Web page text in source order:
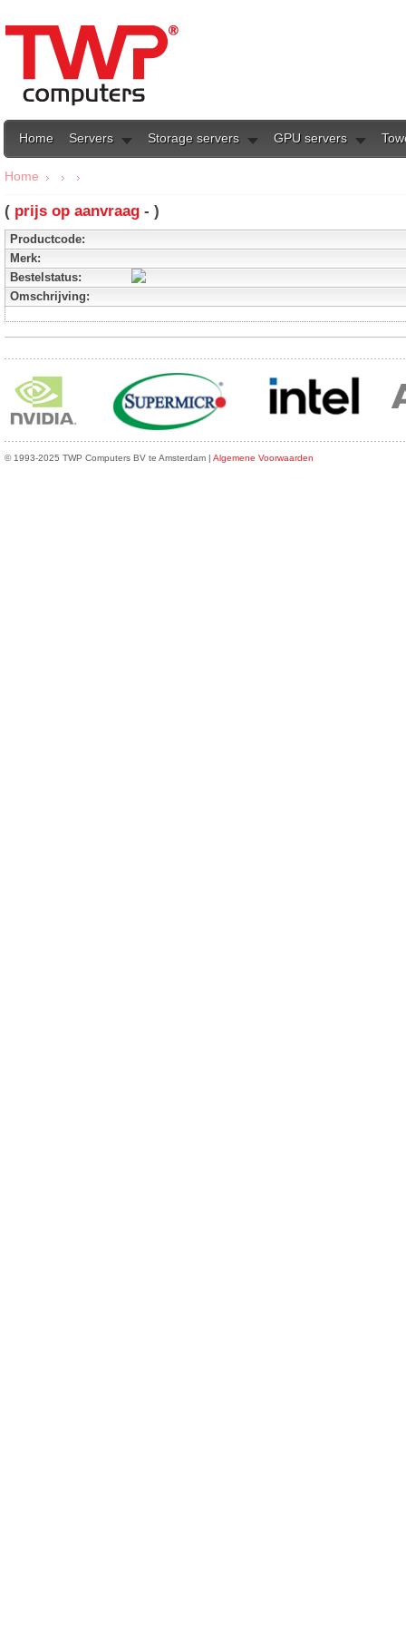
Home Servers Storage servers GPU servers
Home
( prijs op aanvraag - )
Productcode:
Merk:
Bestelstatus:
Omschrijving:
© 1993-2025 TWP Computers BV te Amsterdam | Algemene Voorwaarden